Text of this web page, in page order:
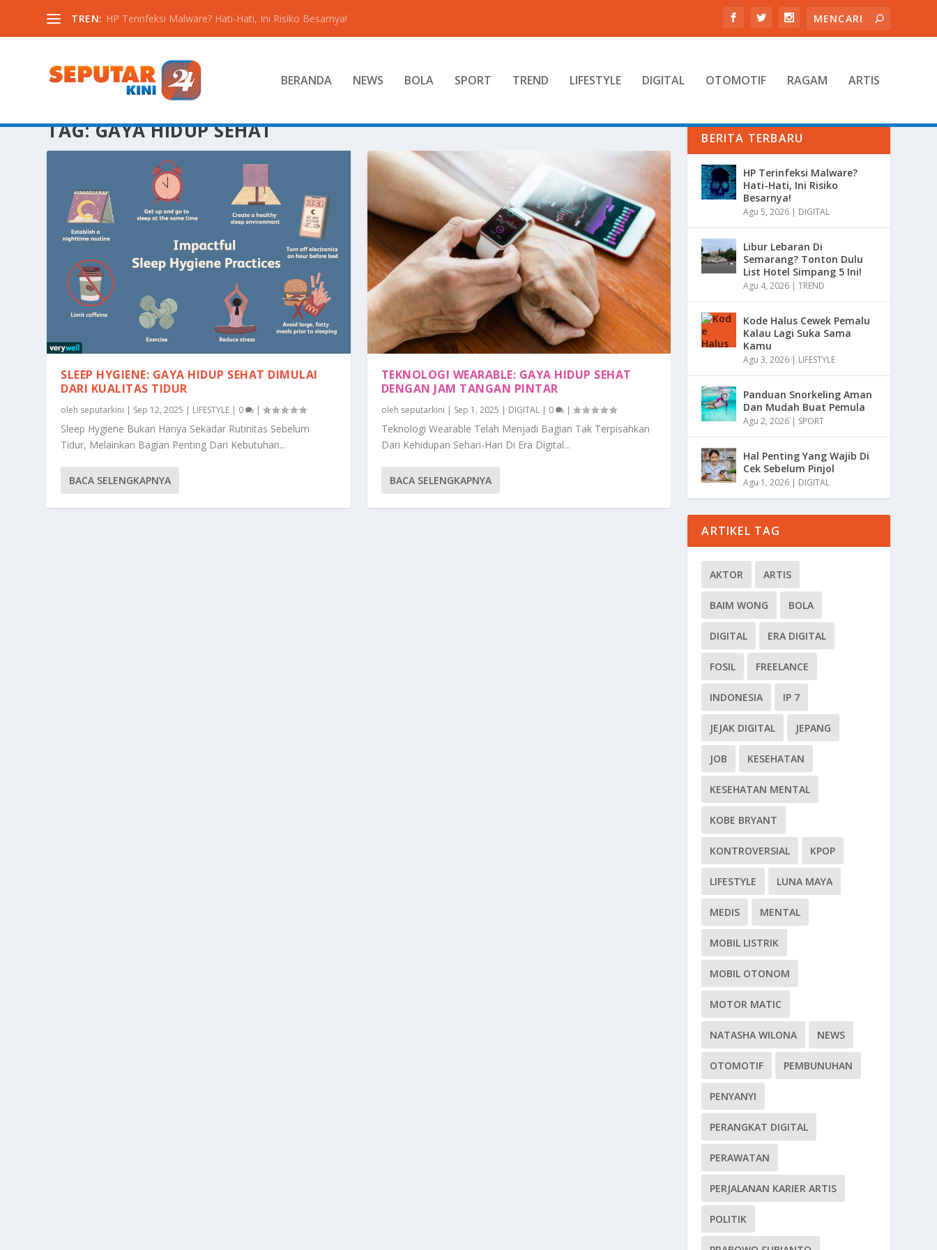
TREN: HP Terinfeksi Malware? Hati-Hati, Ini Risiko Besarnya!
BERANDA NEWS BOLA SPORT TREND LIFESTYLE DIGITAL OTOMOTIF RAGAM ARTIS
TAG:GAYA HIDUP SEHAT
SLEEP HYGIENE: GAYA HIDUP SEHAT DIMULAI
DARI KUALITAS TIDUR
oleh seputarkini | Sep 12, 2025 | LIFESTYLE | 0 |
Sleep Hygiene Bukan Hanya Sekadar Rutinitas Sebelum
Tidur, Melainkan Bagian Penting Dari Kebutuhan...
BACA SELENGKAPNYA
TEKNOLOGI WEARABLE: GAYA HIDUP SEHAT
DENGAN JAM TANGAN PINTAR
oleh seputarkini | Sep 1, 2025 | DIGITAL| 0 |
Teknologi Wearable Telah Menjadi Bagian Tak Terpisahkan
Dari Kehidupan Sehari-Hari Di Era Digital...
BACA SELENGKAPNYA
BERITA TERBARU
HP Terinfeksi Malware?
Hati-Hati, Ini Risiko
Besarnya!
Agu 5, 2026 | DIGITAL
Libur Lebaran Di
Semarang? Tonton Dulu
List Hotel Simpang 5 Ini!
Agu 4, 2026 |TREND
Kode Halus Cewek Pemalu
Kalau Lagi Suka Sama
Kamu
Agu 3, 2026 | LIFESTYLE
Panduan Snorkeling Aman
Dan Mudah Buat Pemula
Agu 2, 2026 | SPORT
Hal Penting Yang Wajib Di
Cek Sebelum Pinjol
Agu 1, 2026 | DIGITAL
ARTIKEL TAG
AKTOR ARTIS
BAIM WONG BOLA
DIGITAL ERA DIGITAL
FOSIL FREELANCE
INDONESIA IP 7
JEJAK DIGITAL JEPANG
JOB KESEHATAN
KESEHATAN MENTAL
KOBE BRYANT
KONTROVERSIAL KPOP
LIFESTYLE LUNA MAYA
MEDIS MENTAL
MOBIL LISTRIK
MOBIL OTONOM
MOTOR MATIC
NATASHA WILONA NEWS
OTOMOTIF PEMBUNUHAN
PENYANYI
PERANGKAT DIGITAL
PERAWATAN
PERJALANAN KARIER ARTIS
POLITIK